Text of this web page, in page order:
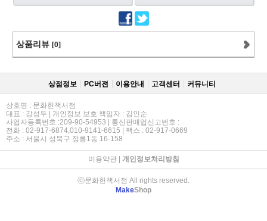
상품리뷰 [0]
상점정보 PC버젼 이용안내 고객센터 커뮤니티
상호명 : 문화헌책서점
대표 : 강성두 | 개인정보 보호 책임자 : 김인순
사업자등록번호 :209-90-54953 | 통신판매업신고번호 :
전화 : 02-917-6874,010-9141-6615 | 팩스 : 02-917-0669
주소 : 서울시 성북구 정릉1동 16-158
이용약관| 개인정보처리방침
ⓒ문화헌책서점 All rights reserved.
MakeShop